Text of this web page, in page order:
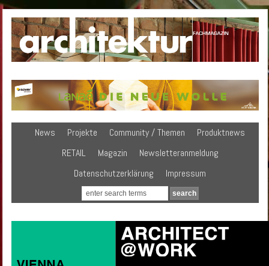
News Projekte Community / Themen
Produktnews
RETAIL
Magazin
Newsletteranmeldung
Datenschutzerklärung
Impressum